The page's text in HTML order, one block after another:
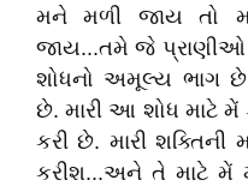
મને મળી જાય તો
જાય...તમે જે પ્રાણીઓ
શોધનો અમૂલ્ય ભાગ છે.
છે. મારી આ શોધ માટે મેં
કરી છે. મારી
કરીશ...અને તે માટે મેં